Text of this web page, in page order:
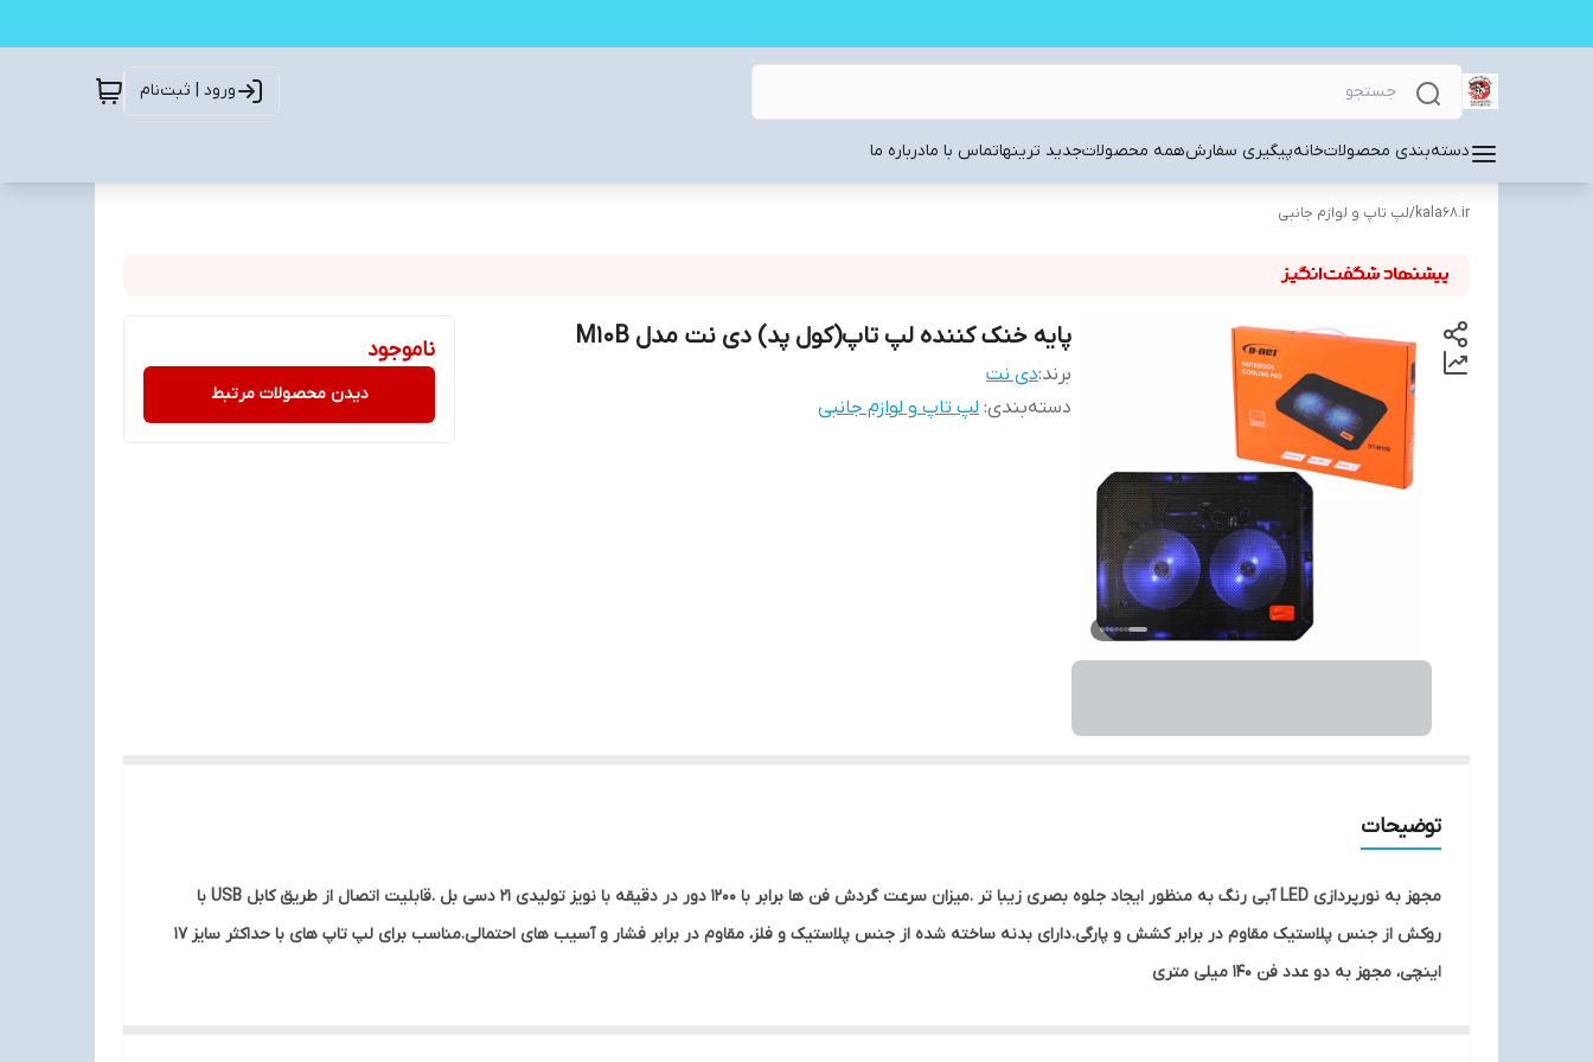
ورود | ثبت‌نام
دسته‌بندی محصولاتخانهپیگیری سفارشهمه محصولاتجدید ترینهاتماس با مادرباره ما
kala68.ir
/لپ تاپ و لوازم جانبی
پایه خنک کننده لپ تاپ(کول پد) دی نت مدل M10B
برند:دی نت
دسته‌بندی: لپ تاپ و لوازم جانبی
ناموجود
دیدن محصولات مرتبط
توضیحات
مجهز به نورپردازی LED آبی رنگ به منظور ایجاد جلوه بصری زیبا تر .میزان سرعت گردش فن ها برابر با 1200 دور در دقیقه با نویز تولیدی 21 دسی بل .قابلیت اتصال از طریق کابل USB با
روکش از جنس پلاستیک مقاوم در برابر کشش و پارگی.دارای بدنه ساخته شده از جنس پلاستیک و فلز، مقاوم در برابر فشار و آسیب های احتمالی.مناسب برای لپ تاپ های با حداکثر سایز 17
اینچی، مجهز به دو عدد فن 140 میلی متری